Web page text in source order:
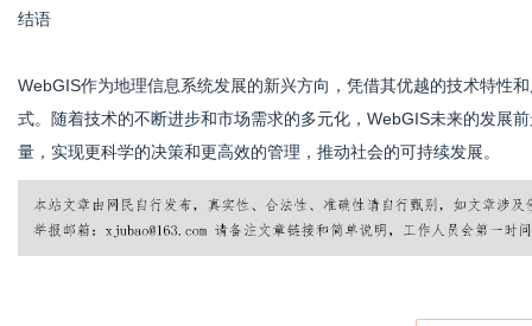
结语
WebGIS作为地理信息系统发展的新兴方向，凭借其优越的技术特性
式。随着技术的不断进步和市场需求的多元化，WebGIS未来的发展
量，实现更科学的决策和更高效的管理，推动社会的可持续发展。